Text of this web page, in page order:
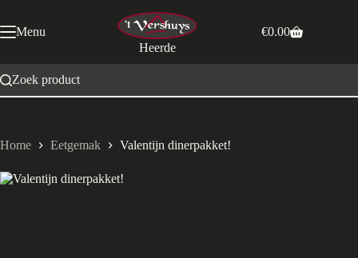
de Menu
Heerde
Winkelwagen
€0.00
Zoek product
Home Eetgemak Valentijn dinerpakket!